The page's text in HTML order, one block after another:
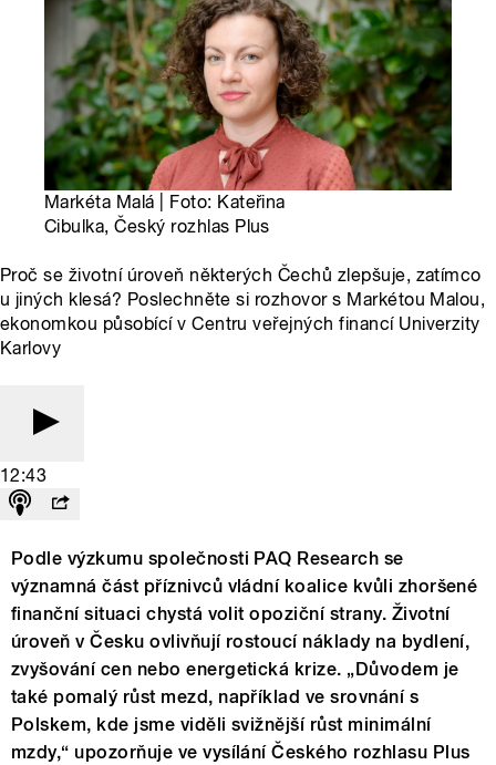
Markéta Malá | Foto: Kateřina
Cibulka, Český rozhlas Plus
Proč se životní úroveň některých Čechů zlepšuje, zatímco
u jiných klesá? Poslechněte si rozhovor s Markétou Malou,
ekonomkou působící v Centru veřejných financí Univerzity
Karlovy
12:43
Podle výzkumu společnosti PAQ Research se
významná část příznivců vládní koalice kvůli zhoršené
finanční situaci chystá volit opoziční strany. Životní
úroveň v Česku ovlivňují rostoucí náklady na bydlení,
zvyšování cen nebo energetická krize. „Důvodem je
také pomalý růst mezd, například ve srovnání s
Polskem, kde jsme viděli svižnější růst minimální
mzdy,“ upozorňuje ve vysílání Českého rozhlasu Plus